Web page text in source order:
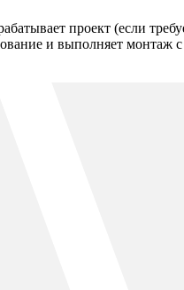
проект (если
и выполняет монтаж с